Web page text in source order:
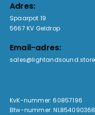
Adres:
Spaarpot 19
5667 KV Geldrop
Email-adres:
sales@lightandsound.store
KvK-nummer: 60857196
Btw-nummer: